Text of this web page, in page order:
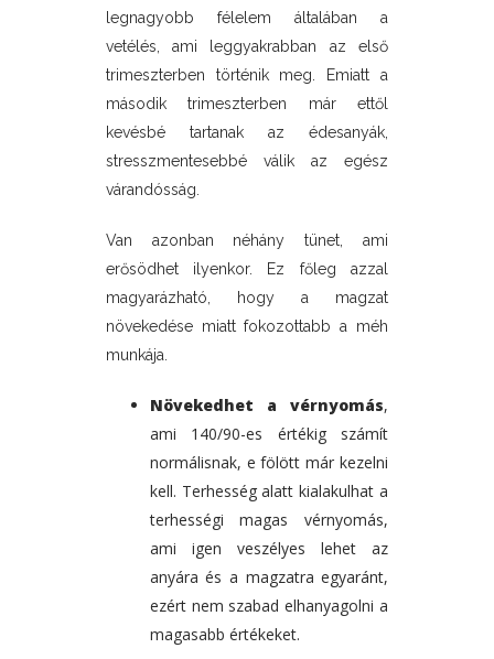
legnagyobb félelem általában a
vetélés, ami leggyakrabban az első
trimeszterben történik meg. Emiatt a
második trimeszterben már ettől
kevésbé tartanak az édesanyák,
stresszmentesebbé válik az egész
várandósság.
Van azonban néhány tünet, ami
erősödhet ilyenkor. Ez főleg azzal
magyarázható, hogy a magzat
növekedése miatt fokozottabb a méh
munkája.
Növekedhet a vérnyomás,
ami 140/90-es értékig számít
normálisnak, e fölött már kezelni
kell. Terhesség alatt kialakulhat a
terhességi magas vérnyomás,
ami igen veszélyes lehet az
anyára és a magzatra egyaránt,
ezért nem szabad elhanyagolni a
magasabb értékeket.